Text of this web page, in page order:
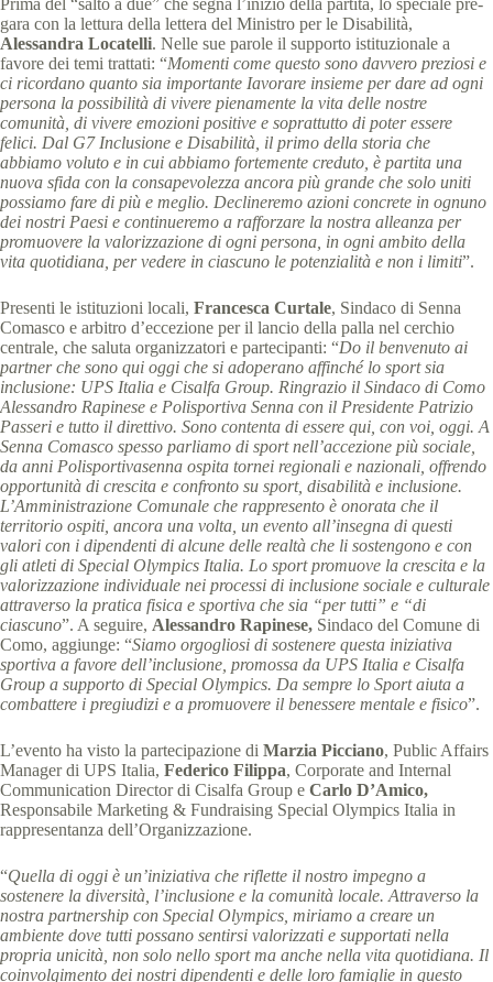
Prima del “salto a due” che segna l’inizio della partita, lo speciale pre-
gara con la lettura della lettera del Ministro per le Disabilità,
Alessandra Locatelli. Nelle sue parole il supporto istituzionale a
favore dei temi trattati: “Momenti come questo sono davvero preziosi e
ci ricordano quanto sia importante Iavorare insieme per dare ad ogni
persona la possibilità di vivere pienamente la vita delle nostre
comunità, di vivere emozioni positive e soprattutto di poter essere
felici. Dal G7 Inclusione e Disabilità, il primo della storia che
abbiamo voluto e in cui abbiamo fortemente creduto, è partita una
nuova sfida con la consapevolezza ancora più grande che solo uniti
possiamo fare di più e meglio. Declineremo azioni concrete in ognuno
dei nostri Paesi e continueremo a rafforzare la nostra alleanza per
promuovere la valorizzazione di ogni persona, in ogni ambito della
vita quotidiana, per vedere in ciascuno le potenzialità e non i limiti”.
Presenti le istituzioni locali, Francesca Curtale, Sindaco di Senna
Comasco e arbitro d’eccezione per il lancio della palla nel cerchio
centrale, che saluta organizzatori e partecipanti: “Do il benvenuto ai
partner che sono qui oggi che si adoperano affinché lo sport sia
inclusione: UPS Italia e Cisalfa Group. Ringrazio il Sindaco di Como
Alessandro Rapinese e Polisportiva Senna con il Presidente Patrizio
Passeri e tutto il direttivo. Sono contenta di essere qui, con voi, oggi. A
Senna Comasco spesso parliamo di sport nell’accezione più sociale,
da anni Polisportivasenna ospita tornei regionali e nazionali, offrendo
opportunità di crescita e confronto su sport, disabilità e inclusione.
L’Amministrazione Comunale che rappresento è onorata che il
territorio ospiti, ancora una volta, un evento all’insegna di questi
valori con i dipendenti di alcune delle realtà che li sostengono e con
gli atleti di Special Olympics Italia. Lo sport promuove la crescita e la
valorizzazione individuale nei processi di inclusione sociale e culturale
attraverso la pratica fisica e sportiva che sia “per tutti” e “di
ciascuno”. A seguire, Alessandro Rapinese, Sindaco del Comune di
Como, aggiunge: “Siamo orgogliosi di sostenere questa iniziativa
sportiva a favore dell’inclusione, promossa da UPS Italia e Cisalfa
Group a supporto di Special Olympics. Da sempre lo Sport aiuta a
combattere i pregiudizi e a promuovere il benessere mentale e fisico”.
L’evento ha visto la partecipazione di Marzia Picciano, Public Affairs
Manager di UPS Italia, Federico Filippa, Corporate and Internal
Communication Director di Cisalfa Group e Carlo D’Amico,
Responsabile Marketing & Fundraising Special Olympics Italia in
rappresentanza dell’Organizzazione.
“Quella di oggi è un’iniziativa che riflette il nostro impegno a
sostenere la diversità, l’inclusione e la comunità locale. Attraverso la
nostra partnership con Special Olympics, miriamo a creare un
ambiente dove tutti possano sentirsi valorizzati e supportati nella
propria unicità, non solo nello sport ma anche nella vita quotidiana. Il
coinvolgimento dei nostri dipendenti e delle loro famiglie in questo